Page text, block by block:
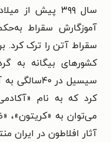
سال ۳۹۹ پیش
آموزگارش سقراط
سقراط آتن را ترک کرد.
کشورهای بیگانه به
سیسیل در
کرد که به نام
می‌توان به «کریتون»،
آثار افلاطون در ایران